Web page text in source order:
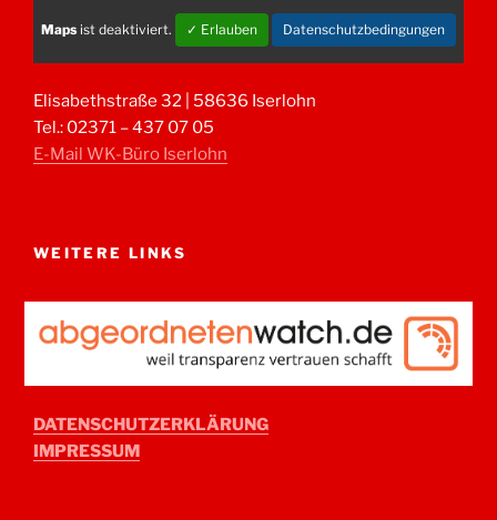
Maps ist deaktiviert. ✓ Erlauben Datenschutzbedingungen
Elisabethstraße 32 | 58636 Iserlohn
Tel.: 02371 – 437 07 05
E-Mail WK-Büro Iserlohn
WEITERE LINKS
DATENSCHUTZERKLÄRUNG
IMPRESSUM